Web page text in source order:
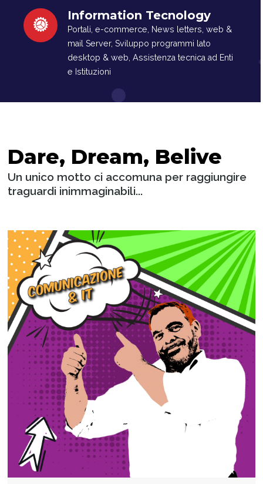
Information Tecnology
Portali, e-commerce, News letters, web &
mail Server, Sviluppo programmi lato
desktop & web, Assistenza tecnica ad Enti
e Istituzioni
Dare, Dream, Belive
Un unico motto ci accomuna per raggiungire
traguardi inimmaginabili...